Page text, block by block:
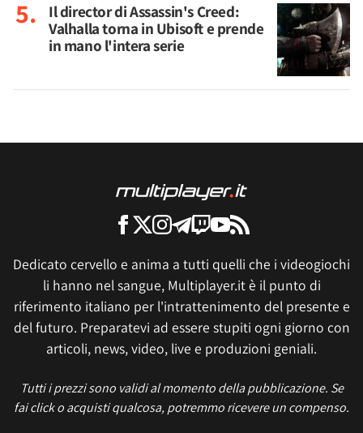
Il director di Assassin's Creed:
Valhalla torna in Ubisoft e prende
in mano l'intera serie
Dedicato cervello e anima a tutti quelli che i videogiochi
li hanno nel sangue, Multiplayer.it è il punto di
riferimento italiano per l'intrattenimento del presente e
del futuro. Preparatevi ad essere stupiti ogni giorno con
articoli, news, video, live e produzioni geniali.
Tutti i prezzi sono validi al momento della pubblicazione. Se
fai click o acquisti qualcosa, potremmo ricevere un compenso.